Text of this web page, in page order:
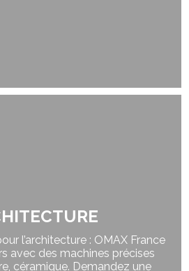
l’architecture : OMAX France
avec des machines précises
céramique. Demandez une